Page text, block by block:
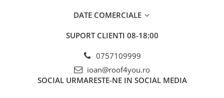
Ciocane cu cap din plastic
Ciocane cu cap din cauciuc
Ciocane cu cap din fier
DATE COMERCIALE
SUPORT CLIENTI 08-18:00
0757109999
ioan@roof4you.ro
SOCIAL URMARESTE-NE IN SOCIAL MEDIA